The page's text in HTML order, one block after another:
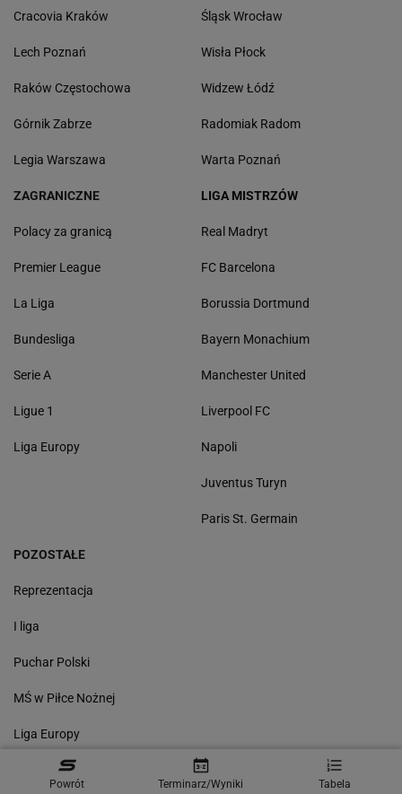
Powrót Terminarz/Wyniki Tabela
Cracovia Kraków
Lech Poznań
Raków Częstochowa
Górnik Zabrze
Legia Warszawa
Śląsk Wrocław
Wisła Płock
Widzew Łódź
Radomiak Radom
Warta Poznań
ZAGRANICZNE
Polacy za granicą
Premier League
La Liga
Bundesliga
Serie A
Ligue 1
Liga Europy
LIGA MISTRZÓW
Real Madryt
FC Barcelona
Borussia Dortmund
Bayern Monachium
Manchester United
Liverpool FC
Napoli
Juventus Turyn
Paris St. Germain
POZOSTAŁE
Reprezentacja
I liga
Puchar Polski
MŚ w Piłce Nożnej
Liga Europy